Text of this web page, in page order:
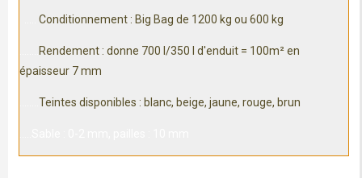
Conditionnement : Big Bag de 1200 kg ou 600 kg
Rendement : donne 700 l/350 l d'enduit = 100m² en
épaisseur 7 mm
........Teintes disponibles : blanc, beige, jaune, rouge, brun